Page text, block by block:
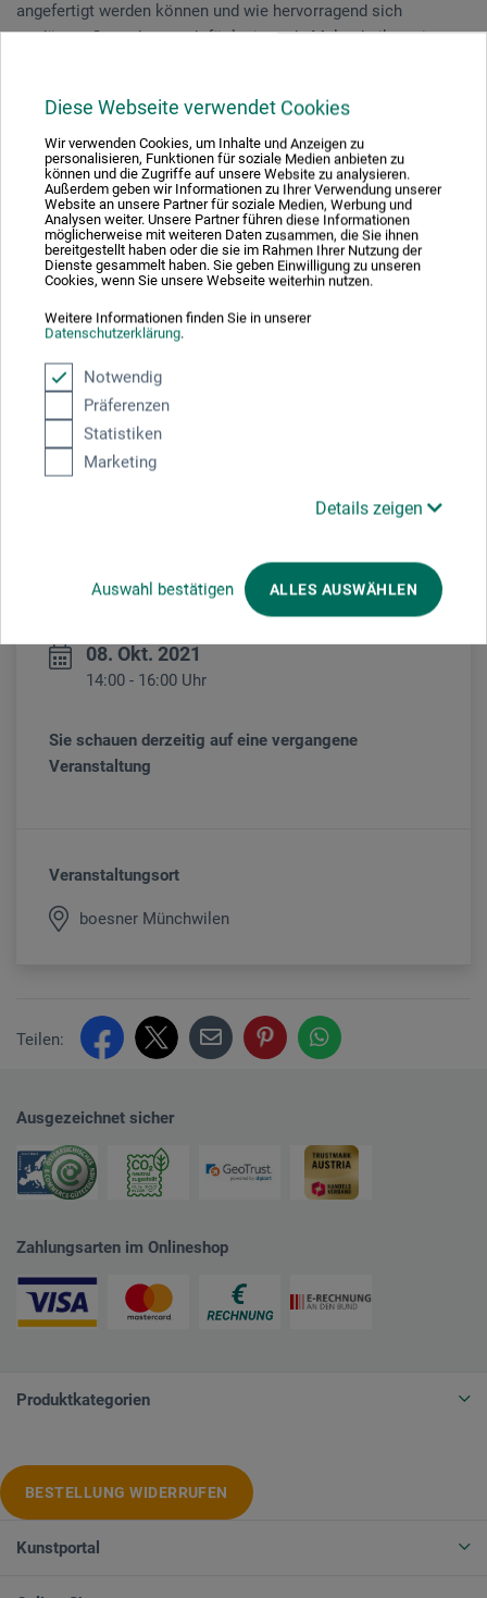
Diese Webseite verwendet Cookies
Wir verwenden Cookies, um Inhalte und Anzeigen zu
personalisieren, Funktionen für soziale Medien anbieten zu
können und die Zugriffe auf unsere Website zu analysieren.
Außerdem geben wir Informationen zu Ihrer Verwendung unserer
Website an unsere Partner für soziale Medien, Werbung und
Analysen weiter. Unsere Partner führen diese Informationen
möglicherweise mit weiteren Daten zusammen, die Sie ihnen
bereitgestellt haben oder die sie im Rahmen Ihrer Nutzung der
Dienste gesammelt haben. Sie geben Einwilligung zu unseren
Cookies, wenn Sie unsere Webseite weiterhin nutzen.
Weitere Informationen finden Sie in unserer
Datenschutzerklärung.
Notwendig
Präferenzen
Statistiken
Marketing
Details zeigen
Auswahl bestätigen ALLES AUSWÄHLEN
angefertigt werden können und wie hervorragend sich
verdünnte Gouachen auch für lasierende Maltechniken eignen.
Anmeldungen: Nehmen wir gerne auf marketing@boesner.ch
oder Tel. 062 737 21 21 entgegen. Die Teilnehmerzahl ist
begrenzt und eine Anmeldung zwingend. Selbstverständlich
werden die aktuell geltenden Schutzmassnahmen des BAG
eingehalten.
Münchwilen: Freitag, 08.10.2021, 10:00 – 12:00 Uhr oder
14:00 – 16.00 Uhr
Tag 1
08. Okt. 2021
10:00 - 12:00 Uhr
08. Okt. 2021
14:00 - 16:00 Uhr
Sie schauen derzeitig auf eine vergangene
Veranstaltung
Veranstaltungsort
boesner Münchwilen
Teilen:
Ausgezeichnet sicher
Zahlungsarten im Onlineshop
Produktkategorien
BESTELLUNG WIDERRUFEN
Kunstportal